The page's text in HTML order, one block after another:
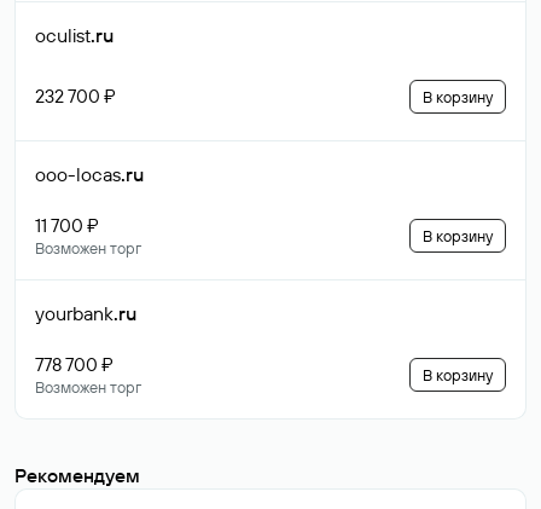
oculist.ru
232 700 ₽ В корзину
ooo-locas.ru
11 700 ₽
Возможен торг
В корзину
yourbank.ru
778 700 ₽
Возможен торг
В корзину
Рекомендуем